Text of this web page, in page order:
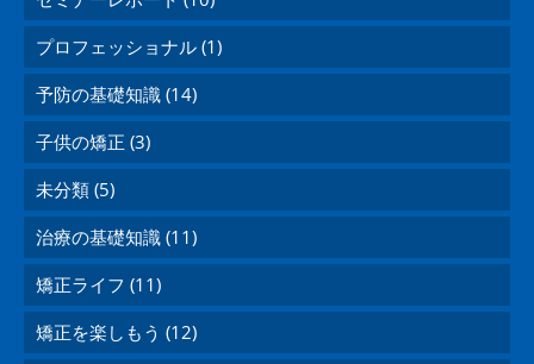
プロフェッショナル (1)
予防の基礎知識 (14)
子供の矯正 (3)
未分類 (5)
治療の基礎知識 (11)
矯正ライフ (11)
矯正を楽しもう (12)